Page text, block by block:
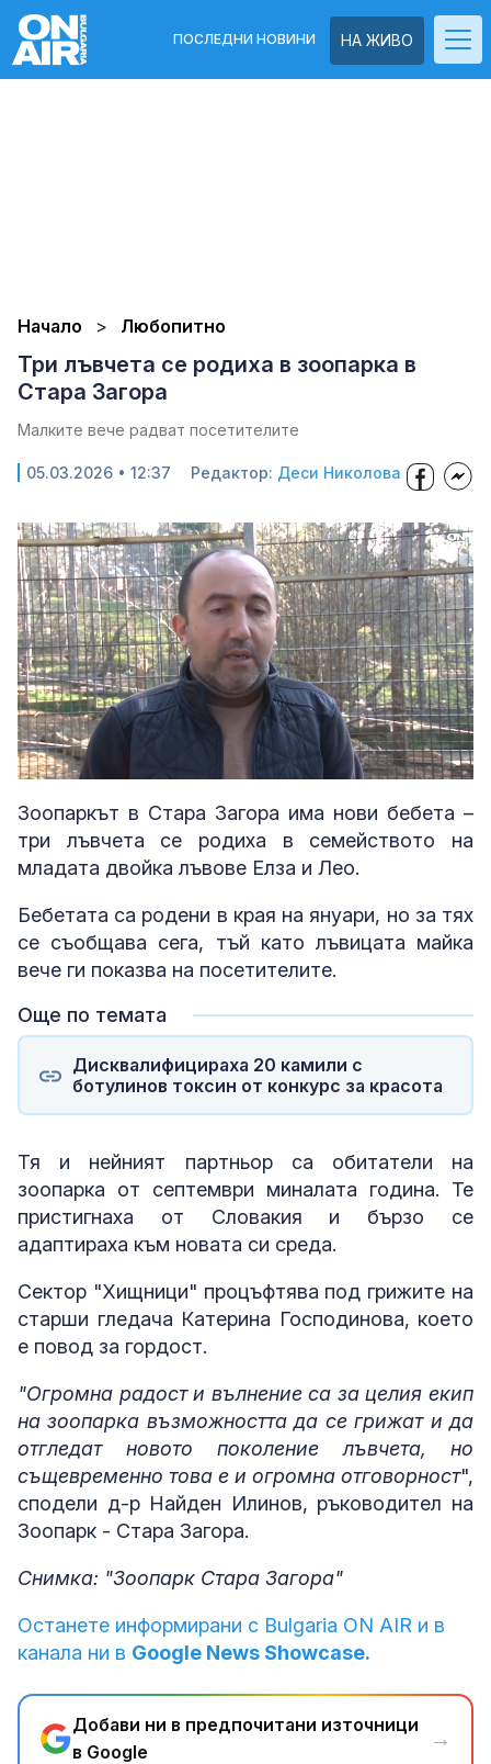
НА ЖИВО
ПОСЛЕДНИ НОВИНИ
Начало Любопитно
Три лъвчета се родиха в зоопарка в
Стара Загора
Малките вече радват посетителите
05.03.2026 • 12:37 Редактор: Деси Николова
Unmute
Зоопаркът в Стара Загора има нови бебета –
три лъвчета се родиха в семейството на
младата двойка лъвове Елза и Лео.
Бебетата са родени в края на януари, но за тях
се съобщава сега, тъй като лъвицата майка
вече ги показва на посетителите.
Още по темата
Дисквалифицираха 20 камили с
ботулинов токсин от конкурс за красота
Тя и нейният партньор са обитатели на
зоопарка от септември миналата година. Те
пристигнаха от Словакия и бързо се
адаптираха към новата си среда.
Сектор "Хищници" процъфтява под грижите на
старши гледача Катерина Господинова, което
е повод за гордост.
"Огромна радост и вълнение са за целия екип
на зоопарка възможността да се грижат и да
отгледат новото поколение лъвчета, но
същевременно това е и огромна отговорност",
сподели д-р Найден Илинов, ръководител на
Зоопарк - Стара Загора.
Снимка: "Зоопарк Стара Загора"
Останете информирани с Bulgaria ON AIR и в
канала ни в Google News Showcase.
Добави ни в предпочитани източници
в Google
→